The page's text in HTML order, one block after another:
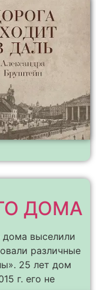
ДОМА
дома выселили
различные
25 лет дом
г. его не